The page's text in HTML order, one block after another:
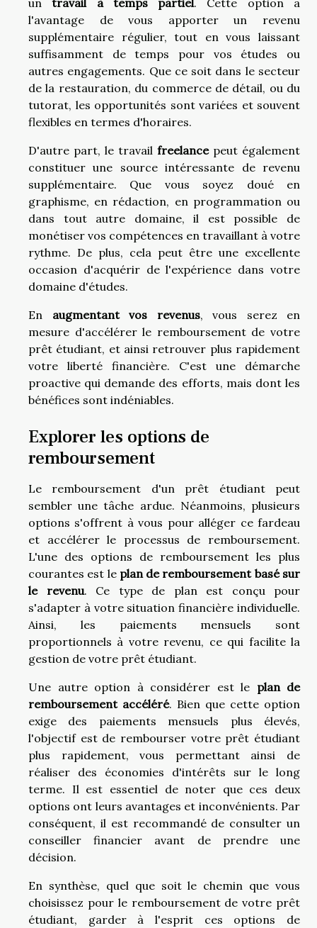
untravail à temps partiel. Cette option a
l'avantage de vous apporter un revenu
supplémentaire régulier, tout en vous laissant
suffisamment de temps pour vos études ou
autres engagements. Que ce soit dans le secteur
de la restauration, du commerce de détail, ou du
tutorat, les opportunités sont variées et souvent
flexibles en termes d'horaires.
D'autre part, le travail freelancepeut également
constituer une source intéressante de revenu
supplémentaire. Que vous soyez doué en
graphisme, en rédaction, en programmation ou
dans tout autre domaine, il est possible de
monétiser vos compétences en travaillant à votre
rythme. De plus, cela peut être une excellente
occasion d'acquérir de l'expérience dans votre
domaine d'études.
En augmentant vos revenus, vous serez en
mesure d'accélérer le remboursement de votre
prêt étudiant, et ainsi retrouver plus rapidement
votre liberté financière. C'est une démarche
proactive qui demande des efforts, mais dont les
bénéfices sont indéniables.
Explorer les options de
remboursement
Le remboursement d'un prêt étudiant peut
sembler une tâche ardue. Néanmoins, plusieurs
options s'offrent à vous pour alléger ce fardeau
et accélérer le processus de remboursement.
L'une des options de remboursement les plus
courantes est le plan de remboursement basé sur
le revenu. Ce type de plan est conçu pour
s'adapter à votre situation financière individuelle.
Ainsi, les paiements mensuels sont
proportionnels à votre revenu, ce qui facilite la
gestion de votre prêt étudiant.
Une autre option à considérer est le plan de
remboursement accéléré. Bien que cette option
exige des paiements mensuels plus élevés,
l'objectif est de rembourser votre prêt étudiant
plus rapidement, vous permettant ainsi de
réaliser des économies d'intérêts sur le long
terme. Il est essentiel de noter que ces deux
options ont leurs avantages et inconvénients. Par
conséquent, il est recommandé de consulter un
conseiller financier avant de prendre une
décision.
En synthèse, quel que soit le chemin que vous
choisissez pour le remboursement de votre prêt
étudiant, garder à l'esprit ces options de